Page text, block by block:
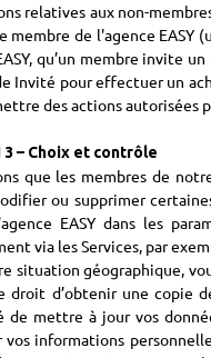
relatives aux non-
membre de l'agence EASY
qu’un membre invite
Invité pour effectuer un
des actions autorisées
3 – Choix et contrôle
que les membres de
ou supprimer
EASY dans les
via les Services, par
situation géographique,
droit d’obtenir une copie
de mettre à jour vos
vos informations